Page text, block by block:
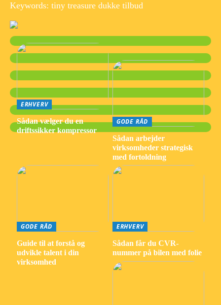
Keywords: tiny treasure dukke tilbud
ERHVERV
Sådan vælger du en
driftssikker kompressor
GODE RÅD
Sådan arbejder
virksomheder strategisk
med fortoldning
GODE RÅD
Guide til at forstå og
udvikle talent i din
virksomhed
ERHVERV
Sådan får du CVR-
nummer på bilen med folie